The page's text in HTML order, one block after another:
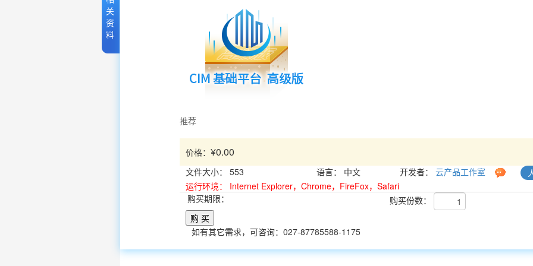
关
资
料
推荐
价格： ¥0.00
文件大小： 553 语言： 中文 开发者： 云产品工作室
运行环境：
Internet Explorer，Chrome，FireFox，Safari
购买期限：
购买份数：
购 买
如有其它需求，可咨询：027-87785588-1175